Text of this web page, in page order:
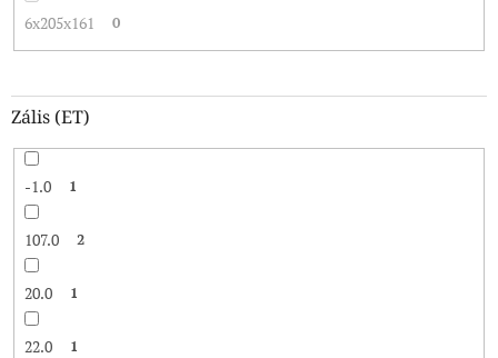
6x205x161 0
Zális (ET)
-1.0 1
107.0 2
20.0 1
22.0 1